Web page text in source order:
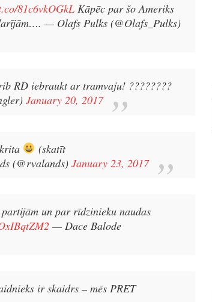
81c6vkOGkL Kāpēc par šo Ameriks
— Olafs Pulks (@Olafs_Pulks)
RD iebraukt ar tramvaju! ????????
January 20, 2017
(skatīt
(@rvalands) January 23, 2017
un par rīdzinieku naudas
— Dace Balode
ir skaidrs – mēs PRET